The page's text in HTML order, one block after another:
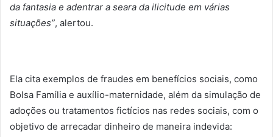
da fantasia e adentrar a seara da ilicitude em várias
situações”, alertou.
Ela cita exemplos de fraudes em benefícios sociais, como
Bolsa Família e auxílio-maternidade, além da simulação de
adoções ou tratamentos fictícios nas redes sociais, com o
objetivo de arrecadar dinheiro de maneira indevida: